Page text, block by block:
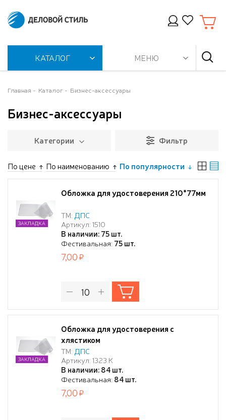
КАТАЛОГ МЕНЮ
Главная Каталог Бизнес-аксессуары
Бизнес-аксессуары
Категории Фильтр
По цене По наименованию По популярности
Обложка для удостоверения 210*77мм
ТМ: ДПС
Артикул: 1510
В наличии: 75 шт.
Фестивальная: 75 шт.
ЗАКЛАДКА
7,00
Обложка для удостоверения с
хлястиком
ТМ: ДПС
Артикул: 1323.К
В наличии: 84 шт.
Фестивальная: 84 шт.
ЗАКЛАДКА
7,00